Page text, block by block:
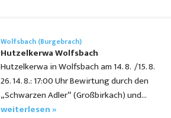
Wolfsbach (Burgebrach)
Hutzelkerwa Wolfsbach
Hutzelkerwa in Wolfsbach am 14. 8. /15. 8.
26. 14. 8.: 17:00 Uhr Bewirtung durch den
„Schwarzen Adler“ (Großbirkach) und…
weiterlesen »